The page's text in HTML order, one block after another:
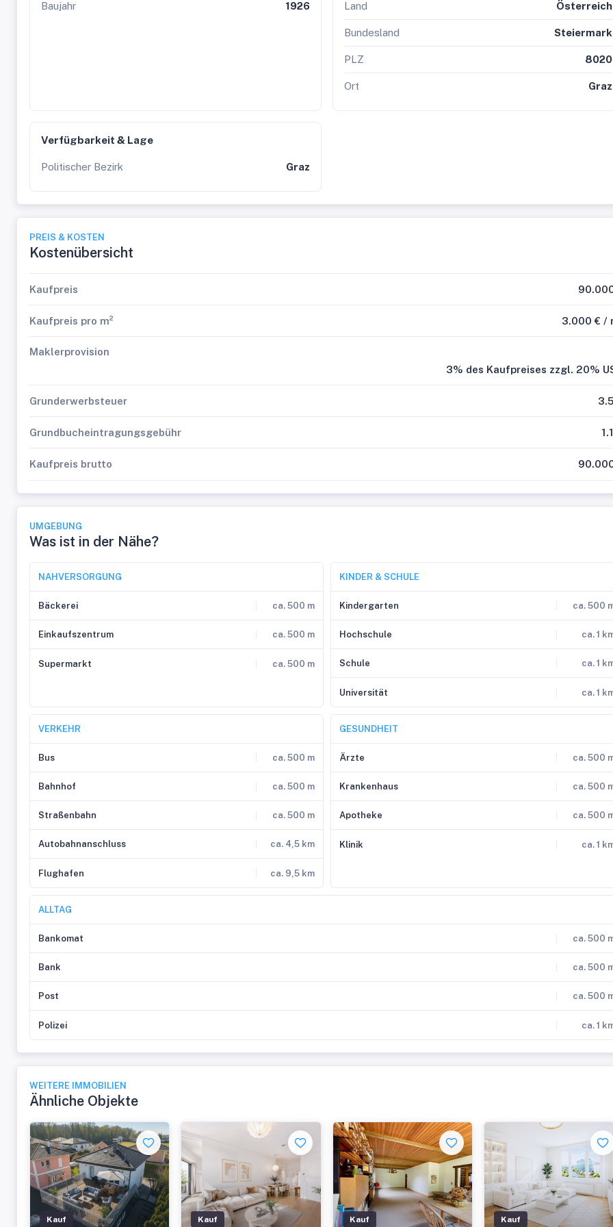
Baujahr 1926 Land Österreich
Bundesland Steiermark
PLZ 8020
Ort Graz
Verfügbarkeit & Lage
Politischer Bezirk Graz
PREIS & KOSTEN
Kostenübersicht
Kaufpreis
Kaufpreis pro m² 3.000 € /
Maklerprovision
3% des Kaufpreises zzgl. 20%
Grunderwerbsteuer
Grundbucheintragungsgebühr
Kaufpreis brutto
UMGEBUNG
Was ist in der Nähe?
NAHVERSORGUNG
Bäckerei ca. 500 m
Einkaufszentrum ca. 500 m
Supermarkt ca. 500 m
KINDER & SCHULE
Kindergarten ca. 500
Hochschule ca. 1
Schule ca. 1
Universität ca. 1
VERKEHR
Bus ca. 500 m
Bahnhof ca. 500 m
Straßenbahn ca. 500 m
Autobahnanschluss ca. 4,5 km
Flughafen ca. 9,5 km
GESUNDHEIT
Ärzte ca. 500
Krankenhaus ca. 500
Apotheke ca. 500
Klinik ca. 1
ALLTAG
Bankomat ca. 500
Bank ca. 500
Post ca. 500
Polizei ca. 1
WEITERE IMMOBILIEN
Ähnliche Objekte
Kauf Kauf Kauf Kauf